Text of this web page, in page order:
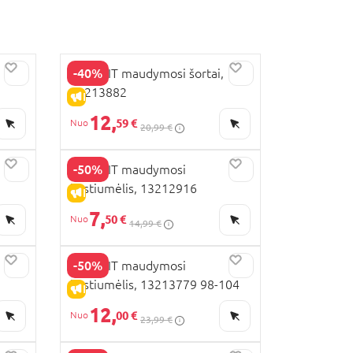
-40%
IŠPARDAVIMAS
NAME IT maudymosi šortai,
13213882
12,59 € 20,99 €
-50%
IŠPARDAVIMAS
NAME IT maudymosi
kostiumėlis, 13212916
7,50 € 14,99 €
-50%
IŠPARDAVIMAS
NAME IT maudymosi
kostiumėlis, 13213779 98-104
12,00 € 23,99 €